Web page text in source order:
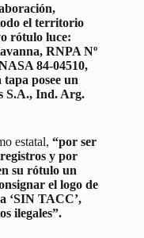
el territorio
rótulo luce:
RNPA Nº
84-04510,
posee un
S.A., Ind. Arg.
estatal, “por ser
y por
su rótulo un
el logo de
‘SIN TACC’,
ilegales”.